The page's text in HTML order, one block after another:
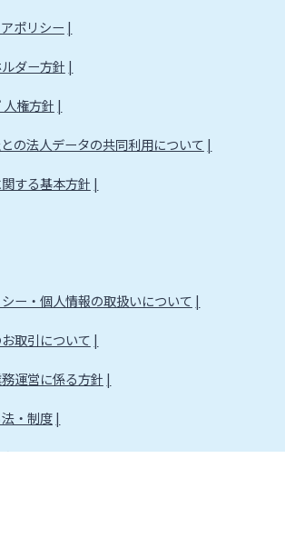
ポリシー
ダー方針
権方針
の法人データの共同利用について
する基本方針
ー・個人情報の取扱いについて
取引について
運営に係る方針
・制度
針